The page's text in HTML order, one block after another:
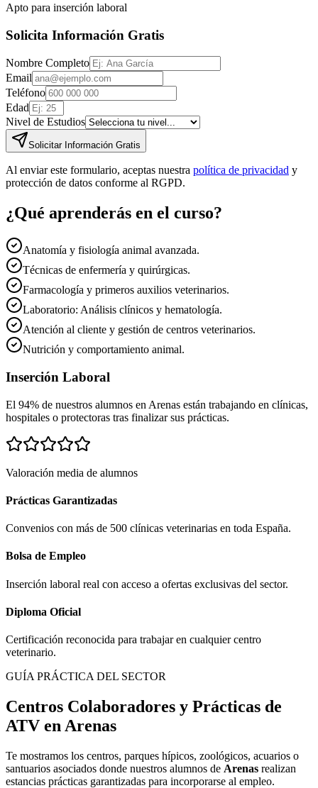
Apto para inserción laboral
Solicita Información Gratis
Nombre Completo
Email
Teléfono
Edad
Nivel de Estudios
Solicitar Información Gratis
Al enviar este formulario, aceptas nuestra política de privacidad y
protección de datos conforme al RGPD.
¿Qué aprenderás en el curso?
Anatomía y fisiología animal avanzada.
Técnicas de enfermería y quirúrgicas.
Farmacología y primeros auxilios veterinarios.
Laboratorio: Análisis clínicos y hematología.
Atención al cliente y gestión de centros veterinarios.
Nutrición y comportamiento animal.
Inserción Laboral
El 94% de nuestros alumnos en Arenas están trabajando en clínicas,
hospitales o protectoras tras finalizar sus prácticas.
Valoración media de alumnos
Prácticas Garantizadas
Convenios con más de 500 clínicas veterinarias en toda España.
Bolsa de Empleo
Inserción laboral real con acceso a ofertas exclusivas del sector.
Diploma Oficial
Certificación reconocida para trabajar en cualquier centro
veterinario.
GUÍA PRÁCTICA DEL SECTOR
Centros Colaboradores y Prácticas de
ATV en Arenas
Te mostramos los centros, parques hípicos, zoológicos, acuarios o
santuarios asociados donde nuestros alumnos de Arenas realizan
estancias prácticas garantizadas para incorporarse al empleo.